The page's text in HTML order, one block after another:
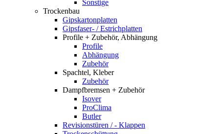
Sonstige
Trockenbau
Gipskartonplatten
Gipsfaser- / Estrichplatten
Profile + Zubehör, Abhängung
Profile
Abhängung
Zubehör
Spachtel, Kleber
Zubehör
Dampfbremsen + Zubehör
Isover
ProClima
Butler
Revisionstüren / - Klappen